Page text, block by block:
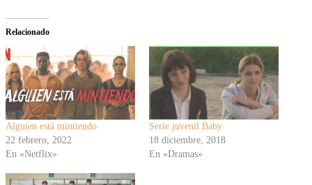
Relacionado
Alguien está mintiendo
22 febrero, 2022
En «Netflix»
Serie juvenil Baby
18 diciembre, 2018
En «Dramas»